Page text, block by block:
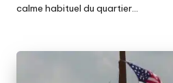
calme habituel du quartier…